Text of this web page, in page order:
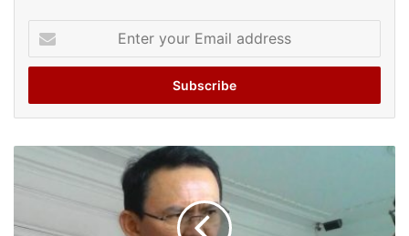
your
Email